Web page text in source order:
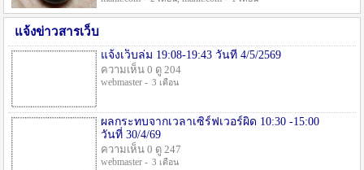
แจ้งข่าวสารเว็บ
แจ้งเว็บล่ม 19:08-19:43 วันที่ 4/5/2569
ความเห็น 0 ดู 204
webmaster - 3 เดือน
ผลกระทบจากเวลาเซิร์ฟเวอร์ผิด 10:30 -15:00
วันที่ 30/4/69
ความเห็น 0 ดู 247
webmaster - 3 เดือน